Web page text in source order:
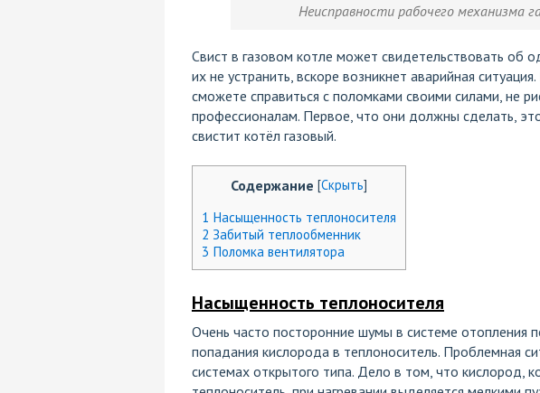
Неисправности рабочего механизма
Свист в газовом котле может свидетельствовать об
их не устранить, вскоре возникнет аварийная
сможете справиться с поломками своими силами, не
профессионалам. Первое, что они должны сделать,
свистит котёл газовый.
Содержание [Скрыть]
1 Насыщенность теплоносителя
2 Забитый теплообменник
3 Поломка вентилятора
Насыщенность теплоносителя
Очень часто посторонние шумы в системе отопления
попадания кислорода в теплоноситель. Проблемная
системах открытого типа. Дело в том, что кислород,